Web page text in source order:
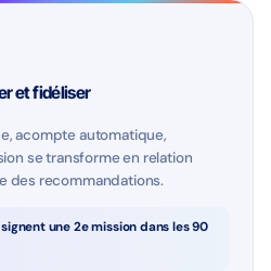
et fidéliser
acompte automatique,
se transforme en relation
des recommandations.
une 2e mission dans les 90